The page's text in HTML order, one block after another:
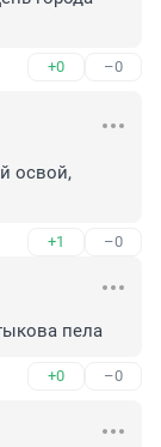
+0 –0
освой,
+1 –0
пела
+0 –0